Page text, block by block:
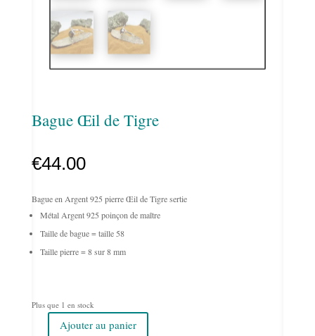
Bague Œil de Tigre
€44.00
Bague en Argent 925 pierre Œil de Tigre sertie
Métal Argent 925 poinçon de maître
Taille de bague = taille 58
Taille pierre = 8 sur 8 mm
Plus que 1 en stock
Ajouter au panier